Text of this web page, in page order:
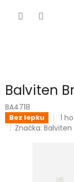
Balviten
BA4718
Bez lepku 1
Značka:Balviten